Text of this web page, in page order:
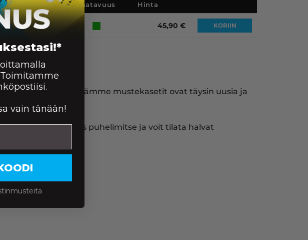
Väri Saatavuus Hinta
45,90€ KORIIN
€. Kaikki myymämme mustekasetit ovat täysin uusia ja
saat palvelua myös puhelimitse ja voit tilata halvat
vain tänään!